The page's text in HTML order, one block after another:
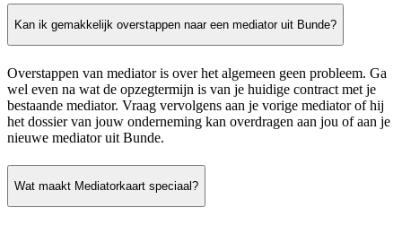
Kan ik gemakkelijk overstappen naar een mediator uit Bunde?
Overstappen van mediator is over het algemeen geen probleem. Ga
wel even na wat de opzegtermijn is van je huidige contract met je
bestaande mediator. Vraag vervolgens aan je vorige mediator of hij
het dossier van jouw onderneming kan overdragen aan jou of aan je
nieuwe mediator uit Bunde.
Wat maakt Mediatorkaart speciaal?